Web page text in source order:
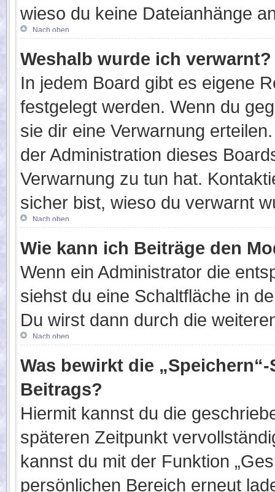
wieso du keine Dateianhänge
Nach oben
Weshalb wurde ich verwarnt?
In jedem Board gibt es eigene
festgelegt werden. Wenn du
sie dir eine Verwarnung
der Administration dieses
Verwarnung zu tun hat.
sicher bist, wieso du verwarnt
Nach oben
Wie kann ich Beiträge den
Wenn ein Administrator die
siehst du eine Schaltfläche in
Du wirst dann durch die
Nach oben
Was bewirkt die
Beitrags?
Hiermit kannst du die
späteren Zeitpunkt
kannst du mit der Funktion
persönlichen Bereich erneut